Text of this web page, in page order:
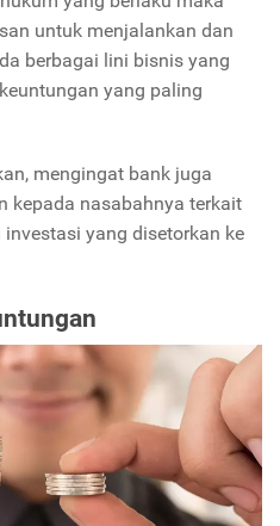
untuk menjalankan dan
berbagai lini bisnis yang
yang paling
mengingat bank juga
kepada nasabahnya terkait
yang disetorkan ke